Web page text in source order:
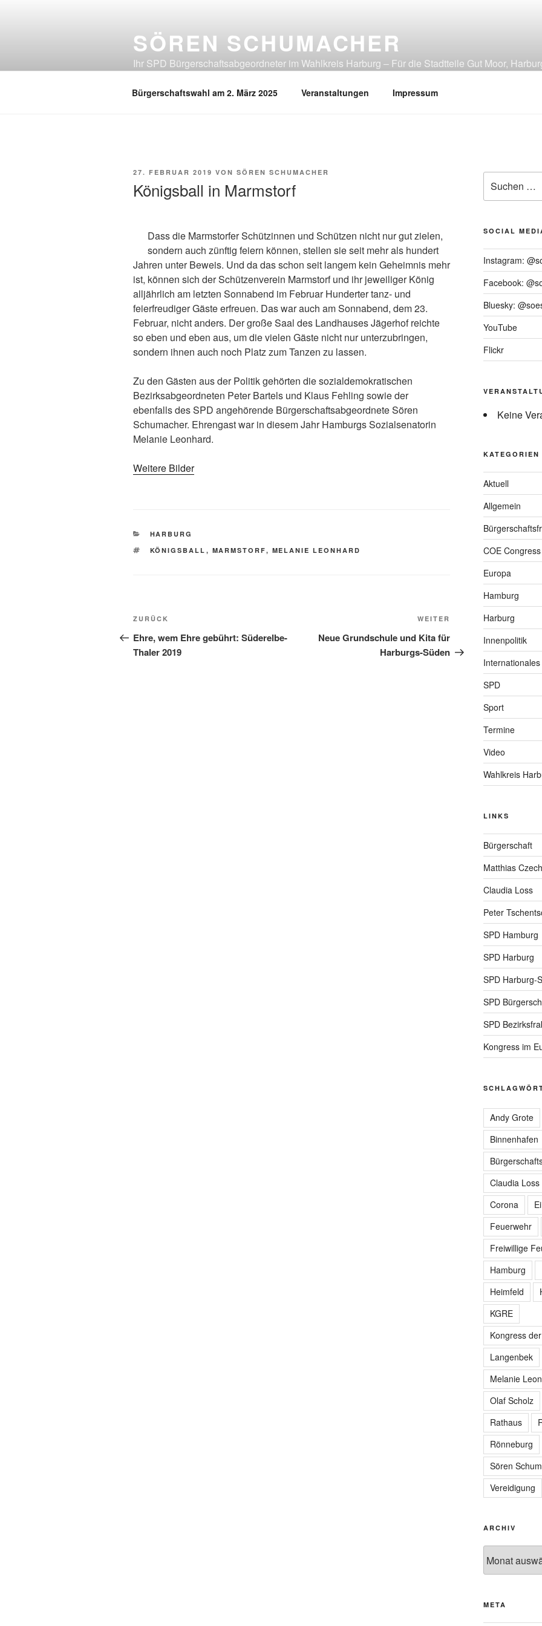
SÖREN SCHUMACHER
Ihr SPD Bürgerschaftsabgeordneter im Wahlkreis Harburg – Für die Stadtteile Gut Moor,
Bürgerschaftswahl am 2. März 2025 Veranstaltungen Impressum
VERÖFFENTLICHT
27. FEBRUAR 2019 VON SÖREN SCHUMACHER
Königsball in Marmstorf
Dass die Marmstorfer Schützinnen und Schützen nicht nur gut zielen,
sondern auch zünftig feiern können, stellen sie seit mehr als hundert
Jahren unter Beweis. Und da das schon seit langem kein Geheimnis mehr
ist, können sich der Schützenverein Marmstorf und ihr jeweiliger König
alljährlich am letzten Sonnabend im Februar Hunderter tanz- und
feierfreudiger Gäste erfreuen. Das war auch am Sonnabend, dem 23.
Februar, nicht anders. Der große Saal des Landhauses Jägerhof reichte
so eben und eben aus, um die vielen Gäste nicht nur unterzubringen,
sondern ihnen auch noch Platz zum Tanzen zu lassen.
Zu den Gästen aus der Politik gehörten die sozialdemokratischen
Bezirksabgeordneten Peter Bartels und Klaus Fehling sowie der
ebenfalls des SPD angehörende Bürgerschaftsabgeordnete Sören
Schumacher. Ehrengast war in diesem Jahr Hamburgs Sozialsenatorin
Melanie Leonhard.
Weitere Bilder
KATEGORIEN
HARBURG
SCHLAGWÖRTER
KÖNIGSBALL , MARMSTORF, MELANIE LEONHARD
Beitragsnavigation
Vorheriger
Beitrag
ZURÜCK
Ehre, wem Ehre gebührt: Süderelbe-
Thaler 2019
Nächster
Beitrag
WEITER
Neue Grundschule und Kita für
Harburgs-Süden
nach:
SOCIAL
Instagram:
Facebook:
Bluesky:
YouTube
Flickr
Keine
KATEGORIEN
Aktuell
Allgemein
COE Congress
Europa
Hamburg
Harburg
Innenpolitik
Internationales
SPD
Sport
Termine
Video
Wahlkreis
LINKS
Bürgerschaft
Matthias Czech
Claudia Loss
Peter
SPD Hamburg
SPD Harburg
SPD Harburg-
SPD
SPD
Kongress im
Andy Grote
Binnenhafen
Claudia Loss
Corona
Feuerwehr
Freiwillige
Hamburg
Heimfeld
KGRE
Kongress
Langenbek
Melanie
Olaf Scholz
Rathaus
Rönneburg
Sören
Vereidigung
ARCHIV
META